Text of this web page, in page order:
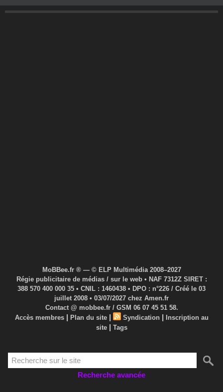
EN
SON
ALBUM
MoBBee.fr ® — © ELP Multimédia 2008–2027
Régie publicitaire de médias / sur le web • NAF 7312Z SIRET :
388 570 400 000 35 • CNIL : 1460438 • DPO : n°226 / Créé le 03
juillet 2008 • 03/07/2027 chez Amen.fr
Contact @ mobbee.fr / GSM 06 07 45 51 58.
Accès membres | Plan du site | Syndication |
Inscription au
site | Tags
Recherche avancée